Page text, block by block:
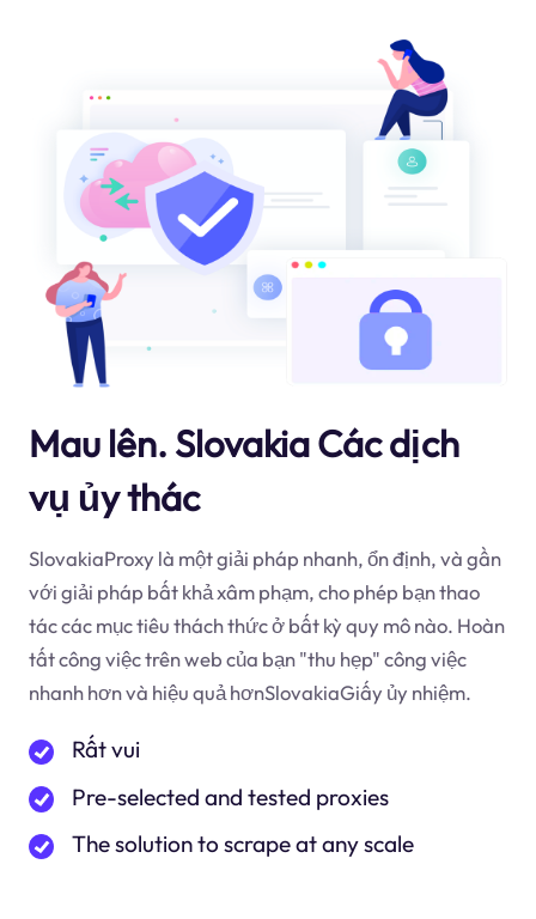
Mau lên. Slovakia Các dịch
vụ ủy thác
SlovakiaProxy là một giải pháp nhanh, ổn định, và gần
với giải pháp bất khả xâm phạm, cho phép bạn thao
tác các mục tiêu thách thức ở bất kỳ quy mô nào. Hoàn
tất công việc trên web của bạn "thu hẹp" công việc
nhanh hơn và hiệu quả hơnSlovakiaGiấy ủy nhiệm.
Rất vui
Pre-selected and tested proxies
The solution to scrape at any scale